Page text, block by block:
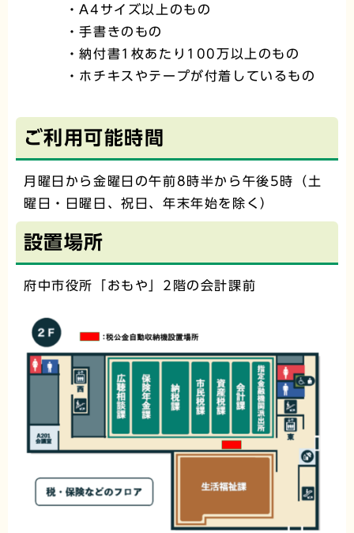
・A4サイズ以上のもの
・手書きのもの
・納付書1枚あたり100万以上のもの
・ホチキスやテープが付着しているもの
ご利用可能時間
月曜日から金曜日の午前8時半から午後5時（土
曜日・日曜日、祝日、年末年始を除く）
設置場所
府中市役所「おもや」2階の会計課前